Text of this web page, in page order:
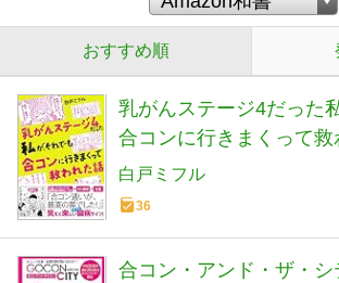
おすすめ順
乳がんステージ4だった
合コンに行きまくって救
白戸ミフル
36
合コン・アンド・ザ・